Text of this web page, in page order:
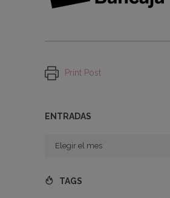
Print Post
ENTRADAS
Entradas
TAGS